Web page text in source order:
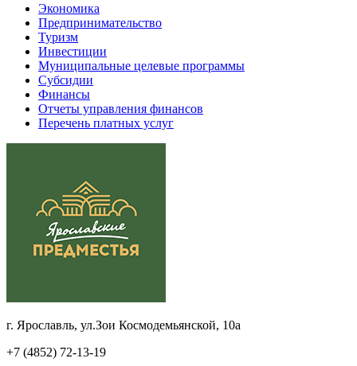
Экономика
Предпринимательство
Туризм
Инвестиции
Муниципальные целевые программы
Субсидии
Финансы
Отчеты управления финансов
Перечень платных услуг
г. Ярославль, ул.Зои Космодемьянской, 10а
+7 (4852) 72-13-19